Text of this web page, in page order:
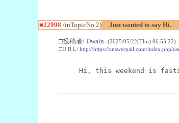
■22998 /inTopicNo.2) Just wanted to say Hi.
□投稿者/ Dwain -(2025/05/22(Thu)
□U R L/ http://https://answerpail.com/index.php/
Hi, this weekend is